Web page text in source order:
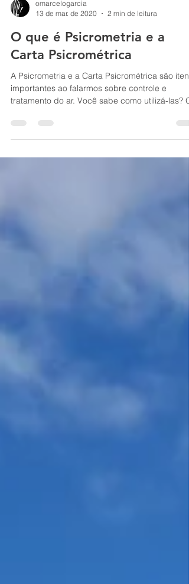
13 de mar. de 2020
2 min de leitura
O que é Psicrometria e a
Carta Psicrométrica
A Psicrometria e a Carta Psicrométrica são itens
tratamento do ar. Você sabe como utilizá-las?